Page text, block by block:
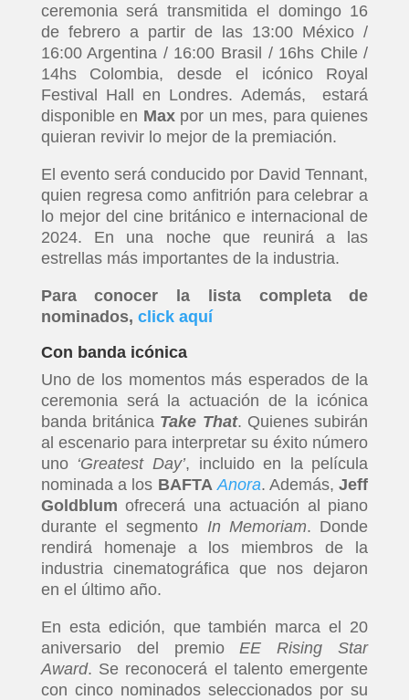
ceremonia será transmitida el domingo 16
de febrero a partir de las 13:00 México /
16:00 Argentina / 16:00 Brasil / 16hs Chile /
14hs Colombia, desde el icónico Royal
Festival Hall en Londres. Además, estará
disponible en Maxpor un mes, para quienes
quieran revivir lo mejor de la premiación.
El evento será conducido por David Tennant,
quien regresa como anfitrión para celebrar a
lo mejor del cine británico e internacional de
2024. En una noche que reunirá a las
estrellas más importantes de la industria.
Para conocer la lista completa de
nominados, click aquí
Con banda icónica
Uno de los momentos más esperados de la
ceremonia será la actuación de la icónica
banda británica Take That. Quienes subirán
al escenario para interpretar su éxito número
uno ‘Greatest Day’, incluido en la película
nominada a los BAFTA Anora. Además,Jeff
Goldblum ofrecerá una actuación al piano
durante el segmento In Memoriam. Donde
rendirá homenaje a los miembros de la
industria cinematográfica que nos dejaron
en el último año.
En esta edición, que también marca el 20
aniversario del premio EE Rising Star
Award. Se reconocerá el talento emergente
con cinco nominados seleccionados por su